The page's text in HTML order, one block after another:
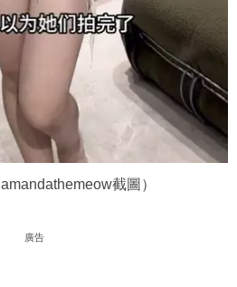
截圖）
廣告